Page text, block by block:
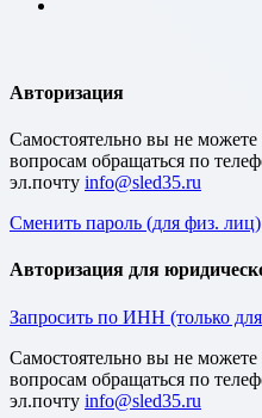
Авторизация
Cамостоятельно вы не
вопросам обращаться по
эл.почту
Сменить пароль (для физ. лиц)
Авторизация для
Запросить по ИНН (только
Cамостоятельно вы не
вопросам обращаться по
эл.почту